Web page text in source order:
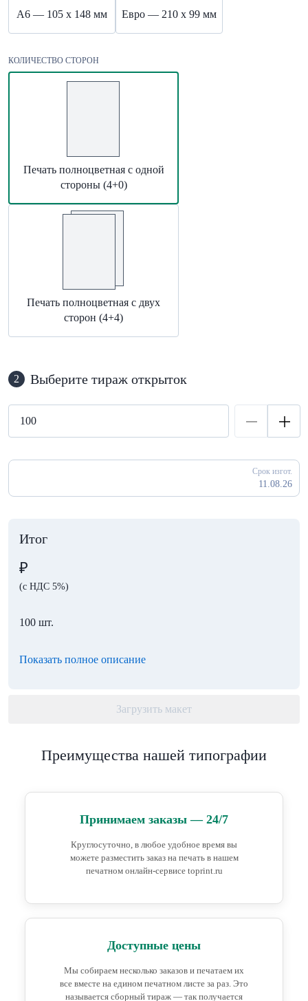
А6 — 105 х 148 мм Евро — 210 х 99 мм
КОЛИЧЕСТВО СТОРОН
Печать полноцветная с одной
стороны (4+0)
Печать полноцветная с двух
сторон (4+4)
2 Выберите тираж открыток
Срок изгот.
11.08.26
Итог
₽
(с НДС 5%)
100 шт.
Показать полное описание
Загрузить макет
Преимущества нашей типографии
Принимаем заказы — 24/7
Круглосуточно, в любое удобное время вы
можете разместить заказ на печать в нашем
печатном онлайн-сервисе toprint.ru
Доступные цены
Мы собираем несколько заказов и печатаем их
все вместе на едином печатном листе за раз. Это
называется сборный тираж — так получается